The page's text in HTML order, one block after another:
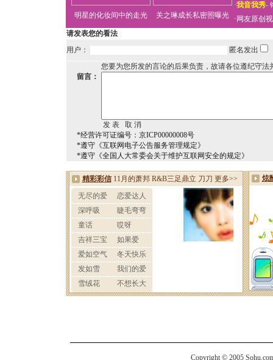
明星的化妆间中的走光 关之琳成长私密照曝光
·我音我秀-
· 网友原创
请发表您的看法
用户：
匿名发出
您要为您所发的言论的后果负责，故请各位遵纪守法
留言：
*经营许可证编号：京ICP00000008号
*遵守《互联网电子公告服务管理规定》
*遵守《全国人大常委会关于维护互联网安全的规定》
Copyright © 2005